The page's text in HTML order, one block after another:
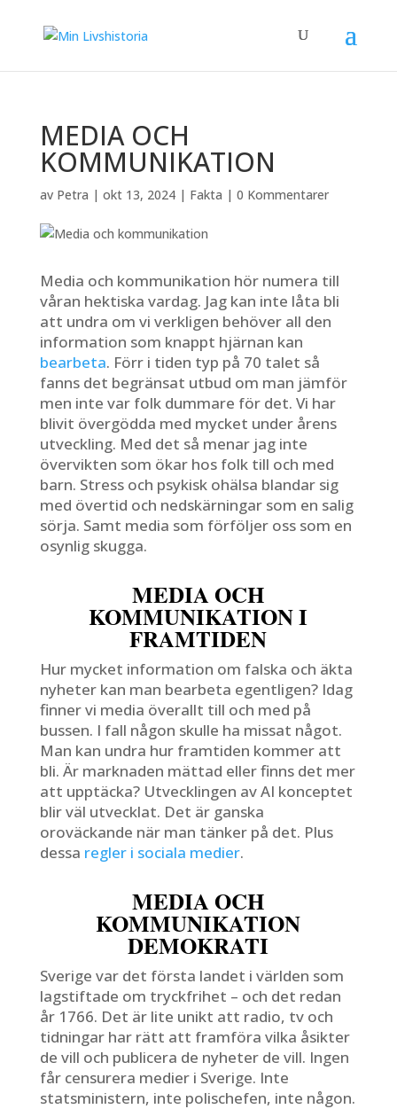
MEDIA OCH
KOMMUNIKATION
av Petra | okt 13, 2024| Fakta | 0 Kommentarer
Media och kommunikation hör numera till
våran hektiska vardag. Jag kan inte låta bli
att undra om vi verkligen behöver all den
information som knappt hjärnan kan
bearbeta. Förr i tiden typ på 70 talet så
fanns det begränsat utbud om man jämför
men inte var folk dummare för det. Vi har
blivit övergödda med mycket under årens
utveckling. Med det så menar jag inte
övervikten som ökar hos folk till och med
barn. Stress och psykisk ohälsa blandar sig
med övertid och nedskärningar som en salig
sörja. Samt media som förföljer oss som en
osynlig skugga.
MEDIA OCH
KOMMUNIKATION I
FRAMTIDEN
Hur mycket information om falska och äkta
nyheter kan man bearbeta egentligen? Idag
finner vi media överallt till och med på
bussen. I fall någon skulle ha missat något.
Man kan undra hur framtiden kommer att
bli. Är marknaden mättad eller finns det mer
att upptäcka? Utvecklingen av AI konceptet
blir väl utvecklat. Det är ganska
oroväckande när man tänker på det. Plus
dessa regler i sociala medier.
MEDIA OCH
KOMMUNIKATION
DEMOKRATI
Sverige var det första landet i världen som
lagstiftade om tryckfrihet – och det redan
år 1766. Det är lite unikt att radio, tv och
tidningar har rätt att framföra vilka åsikter
de vill och publicera de nyheter de vill. Ingen
får censurera medier i Sverige. Inte
statsministern, inte polischefen, inte någon.